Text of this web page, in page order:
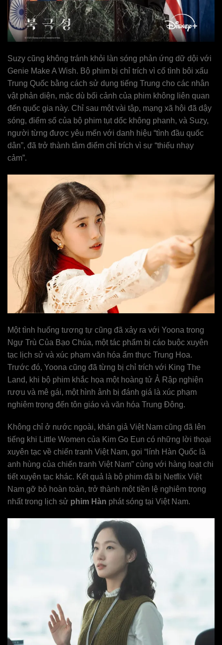
Suzy cũng không tránh khỏi làn sóng phản ứng dữ dội với
Genie Make A Wish. Bộ phim bị chỉ trích vì cố tình bôi xấu
Trung Quốc bằng cách sử dụng tiếng Trung cho các nhân
vật phản diện, mặc dù bối cảnh của phim không liên quan
đến quốc gia này. Chỉ sau một vài tập, mạng xã hội đã dậy
sóng, điểm số của bộ phim tụt dốc không phanh, và Suzy,
người từng được yêu mến với danh hiệu “tình đầu quốc
dân”, đã trở thành tâm điểm chỉ trích vì sự “thiếu nhạy
cảm”.
Một tình huống tương tự cũng đã xảy ra với Yoona trong
Ngự Trù Của Bạo Chúa, một tác phẩm bị cáo buộc xuyên
tạc lịch sử và xúc phạm văn hóa ẩm thực Trung Hoa.
Trước đó, Yoona cũng đã từng bị chỉ trích với King The
Land, khi bộ phim khắc họa một hoàng tử Ả Rập nghiện
rượu và mê gái, một hình ảnh bị đánh giá là xúc phạm
nghiêm trọng đến tôn giáo và văn hóa Trung Đông.
Không chỉ ở nước ngoài, khán giả Việt Nam cũng đã lên
tiếng khi Little Women của Kim Go Eun có những lời thoại
xuyên tạc về chiến tranh Việt Nam, gọi “lính Hàn Quốc là
anh hùng của chiến tranh Việt Nam” cùng với hàng loạt chi
tiết xuyên tạc khác. Kết quả là bộ phim đã bị Netflix Việt
Nam gỡ bỏ hoàn toàn, trở thành một tiền lệ nghiêm trọng
nhất trong lịch sử phim Hàn phát sóng tại Việt Nam.